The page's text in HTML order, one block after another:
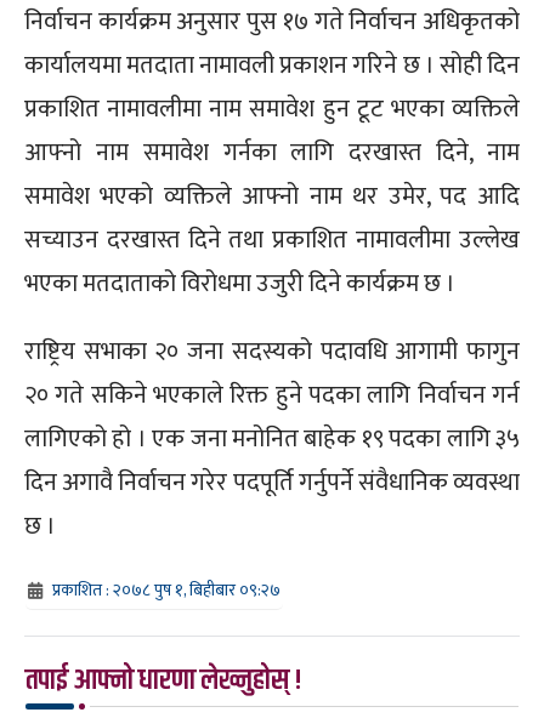
निर्वाचन कार्यक्रम अनुसार पुस १७ गते निर्वाचन अधिकृतको
कार्यालयमा मतदाता नामावली प्रकाशन गरिने छ । सोही दिन
प्रकाशित नामावलीमा नाम समावेश हुन टूट भएका व्यक्तिले
आफ्नो नाम समावेश गर्नका लागि दरखास्त दिने, नाम
समावेश भएको व्यक्तिले आफ्नो नाम थर उमेर, पद आदि
सच्याउन दरखास्त दिने तथा प्रकाशित नामावलीमा उल्लेख
भएका मतदाताको विरोधमा उजुरी दिने कार्यक्रम छ ।
राष्ट्रिय सभाका २० जना सदस्यको पदावधि आगामी फागुन
२० गते सकिने भएकाले रिक्त हुने पदका लागि निर्वाचन गर्न
लागिएको हो । एक जना मनोनित बाहेक १९ पदका लागि ३५
दिन अगावै निर्वाचन गरेर पदपूर्ति गर्नुपर्ने संवैधानिक व्यवस्था
छ ।
प्रकाशित : २०७८ पुष १, बिहीबार ०९:२७
तपाई आफ्नो धारणा लेख्नुहोस् !